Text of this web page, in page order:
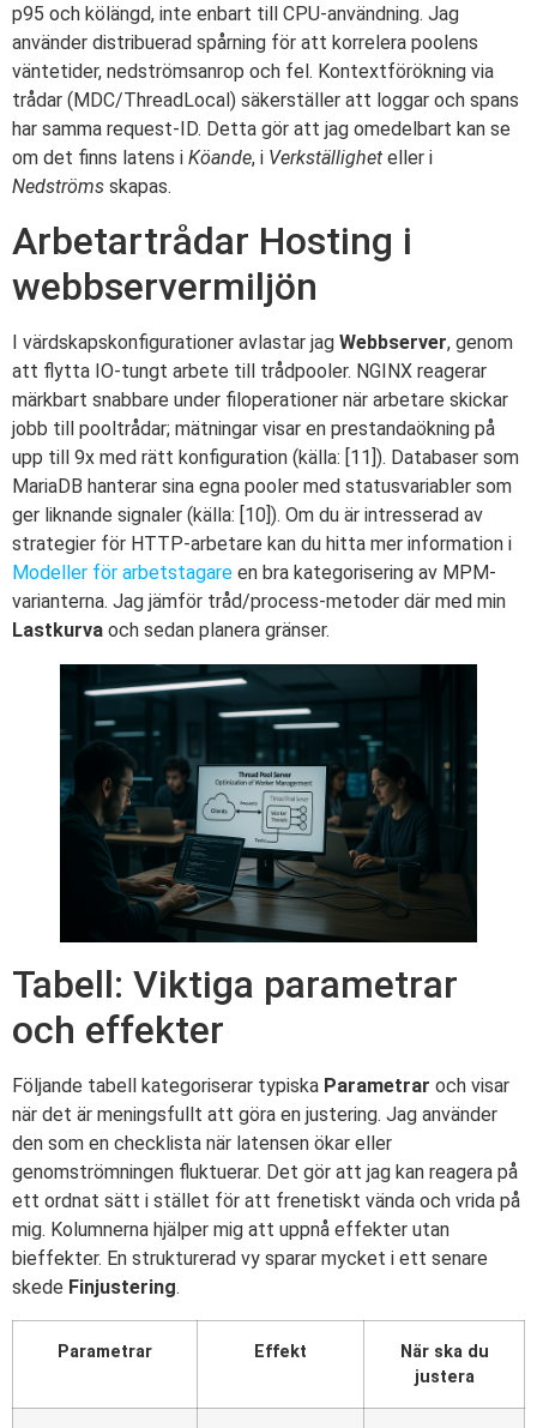
p95 och kölängd, inte enbart till CPU-användning. Jag
använder distribuerad spårning för att korrelera poolens
väntetider, nedströmsanrop och fel. Kontextförökning via
trådar (MDC/ThreadLocal) säkerställer att loggar och spans
har samma request-ID. Detta gör att jag omedelbart kan se
om det finns latens i Köande, i Verkställighet eller i
Nedströms skapas.
Arbetartrådar Hosting i
webbservermiljön
I värdskapskonfigurationer avlastar jag Webbserver, genom
att flytta IO-tungt arbete till trådpooler. NGINX reagerar
märkbart snabbare under filoperationer när arbetare skickar
jobb till pooltrådar; mätningar visar en prestandaökning på
upp till 9x med rätt konfiguration (källa: [11]). Databaser som
MariaDB hanterar sina egna pooler med statusvariabler som
ger liknande signaler (källa: [10]). Om du är intresserad av
strategier för HTTP-arbetare kan du hitta mer information i
Modeller för arbetstagare en bra kategorisering av MPM-
varianterna. Jag jämför tråd/process-metoder där med min
Lastkurva och sedan planera gränser.
Tabell: Viktiga parametrar
och effekter
Följande tabell kategoriserar typiska Parametrar och visar
när det är meningsfullt att göra en justering. Jag använder
den som en checklista när latensen ökar eller
genomströmningen fluktuerar. Det gör att jag kan reagera på
ett ordnat sätt i stället för att frenetiskt vända och vrida på
mig. Kolumnerna hjälper mig att uppnå effekter utan
bieffekter. En strukturerad vy sparar mycket i ett senare
skede Finjustering.
Parametrar Effekt
När ska du
justera